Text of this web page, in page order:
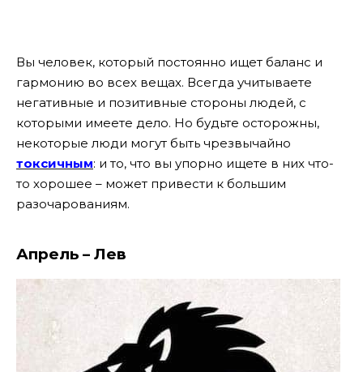
Вы человек, который постоянно ищет баланс и
гармонию во всех вещах. Всегда учитываете
негативные и позитивные стороны людей, с
которыми имеете дело. Но будьте осторожны,
некоторые люди могут быть чрезвычайно
токсичным: и то, что вы упорно ищете в них что-
то хорошее – может привести к большим
разочарованиям.
Апрель – Лев